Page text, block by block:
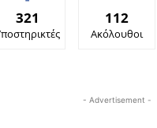
321 112
Ακόλουθοι
- Advertisement -